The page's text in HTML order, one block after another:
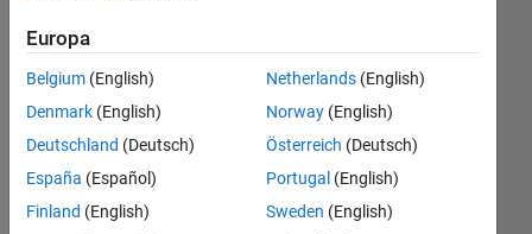
Risposte
Risposta
accettata
Aggiornato
28 Mag
2023
Europa
Belgium (English)
Denmark (English)
Deutschland (Deutsch)
España (Español)
Finland (English)
Netherlands(English)
Norway(English)
Österreich (Deutsch)
Portugal (English)
Sweden (English)